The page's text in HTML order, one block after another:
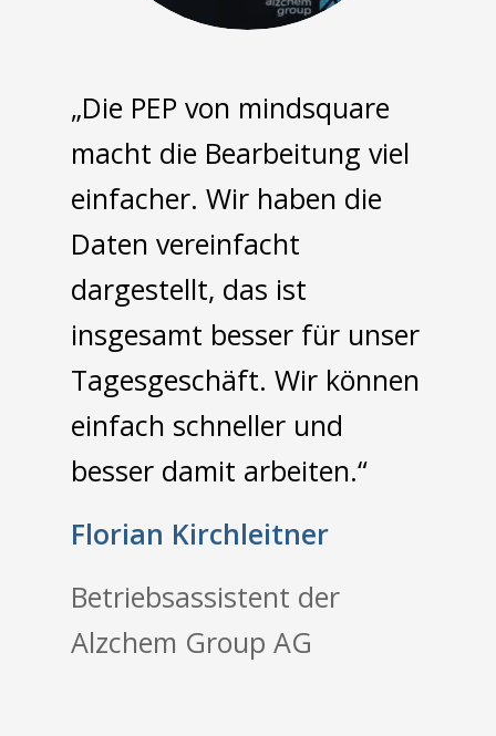
„Die PEP von mindsquare
macht die Bearbeitung viel
einfacher. Wir haben die
Daten vereinfacht
dargestellt, das ist
insgesamt besser für unser
Tagesgeschäft. Wir können
einfach schneller und
besser damit arbeiten.“
Florian Kirchleitner
Betriebsassistent der
Alzchem Group AG